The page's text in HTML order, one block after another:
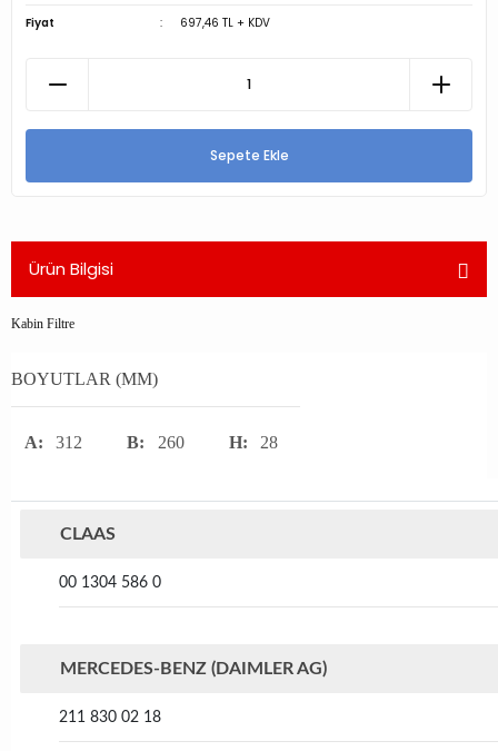
Fiyat 697,46 TL + KDV
Sepete Ekle
Ürün Bilgisi
Kabin Filtre
BOYUTLAR (MM)
A: 312 B: 260 H: 28
CLAAS
00 1304 586 0
MERCEDES-BENZ (DAIMLER AG)
211 830 02 18